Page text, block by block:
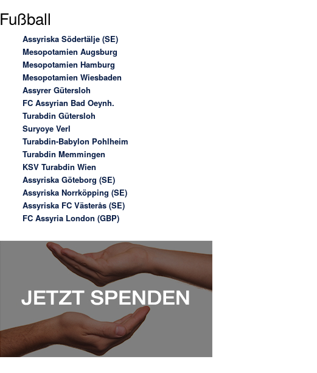
Fußball
Assyriska Södertälje (SE)
Mesopotamien Augsburg
Mesopotamien Hamburg
Mesopotamien Wiesbaden
Assyrer Gütersloh
FC Assyrian Bad Oeynh.
Turabdin Gütersloh
Suryoye Verl
Turabdin-Babylon Pohlheim
Turabdin Memmingen
KSV Turabdin Wien
Assyriska Göteborg (SE)
Assyriska Norrköpping (SE)
Assyriska FC Västerås (SE)
FC Assyria London (GBP)